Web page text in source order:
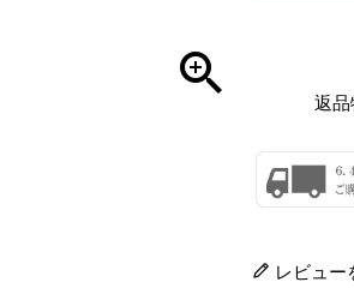
返品
レビュー